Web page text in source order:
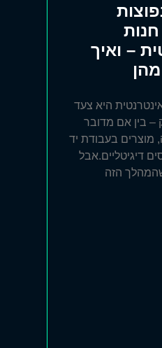
– ואיך
היא צעד
– בין אם מדובר
מוצרים בעבודת יד
דיגיטליים.אבל
הזה